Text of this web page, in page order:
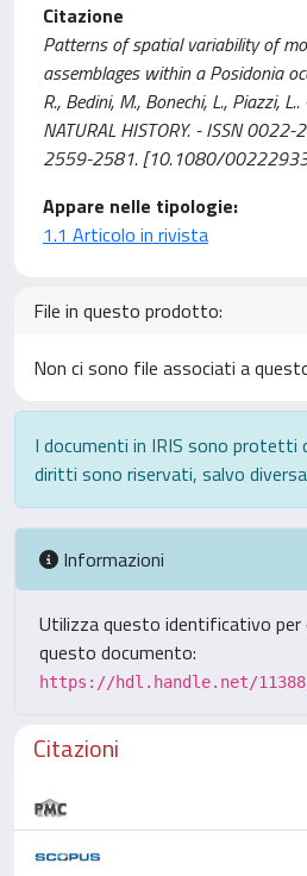
Citazione
Patterns of spatial variability of
assemblages within a Posidonia
R., Bedini, M., Bonechi, L., Piazzi,
NATURAL HISTORY. - ISSN
2559-2581. [10.1080/
Appare nelle tipologie:
1.1 Articolo in rivista
File in questo prodotto:
Non ci sono file associati a
I documenti in IRIS sono
diritti sono riservati, salvo
Informazioni
Utilizza questo identificativo per
questo documento:
https://hdl.handle.net/
Citazioni